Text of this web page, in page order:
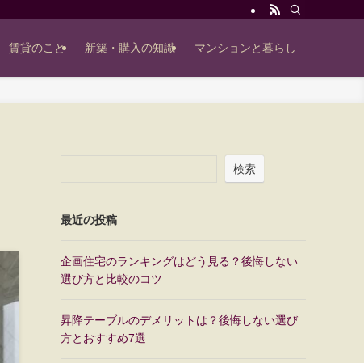
賃貸のこと 新築・購入の知識 マンションと暮らし
検索
最近の投稿
企画住宅のランキングはどう見る？後悔しない
選び方と比較のコツ
昇降テーブルのデメリットは？後悔しない選び
方とおすすめ7選